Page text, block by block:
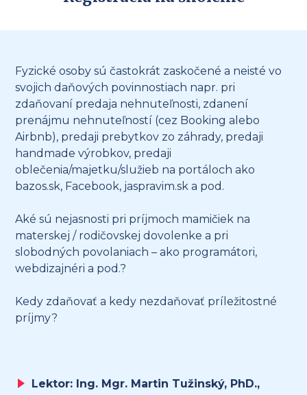
Fyzické osoby sú častokrát zaskočené a neisté vo
svojich daňových povinnostiach napr. pri
zdaňovaní predaja nehnuteľnosti, zdanení
prenájmu nehnuteľností (cez Booking alebo
Airbnb), predaji prebytkov zo záhrady, predaji
handmade výrobkov, predaji
oblečenia/majetku/služieb na portáloch ako
bazos.sk, Facebook, jaspravim.sk a pod.
Aké sú nejasnosti pri príjmoch mamičiek na
materskej / rodičovskej dovolenke a pri
slobodných povolaniach – ako programátori,
webdizajnéri a pod.?
Kedy zdaňovať a kedy nezdaňovať príležitostné
príjmy?
Lektor: Ing. Mgr. Martin Tužinský, PhD.,